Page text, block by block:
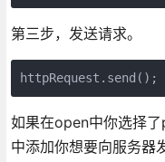
第三步，发送请求。
httpRequest.send();
如果在open中你选择
中添加你想要向服务器